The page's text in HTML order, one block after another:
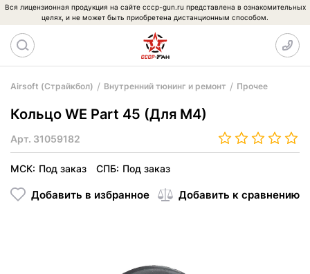
Вся лицензионная продукция на сайте cccp-gun.ru представлена в ознакомительных
целях, и не может быть приобретена дистанционным способом.
Airsoft (Страйкбол) Внутренний тюнинг и ремонт Прочее
Кольцо WE Part 45 (Для M4)
Арт. 31059182
МСК: Под заказ СПБ: Под заказ
Добавить в избранное Добавить к сравнению